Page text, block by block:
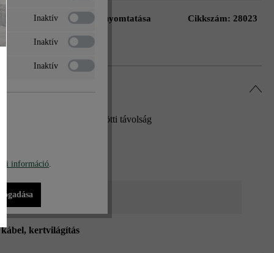
a kívánságlistáhozOldal nyomtatása Cikkszám: 28023
és a világítótest közötti távolság
, kertvilágítás
Inaktív
Inaktív
Inaktív
információ.